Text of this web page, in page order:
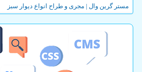
مستر گرین وال | مجری و طراح انواع دیوار سبز